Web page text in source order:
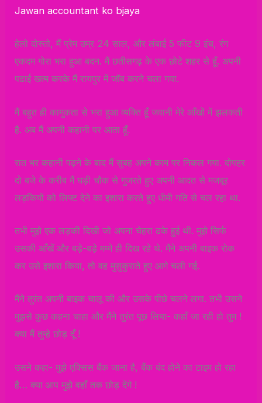
Jawan accountant ko bjaya
हेलो दोस्तो, मैं प्रेम उम्र 24 साल, और लंबाई 5 फीट 9 इंच, रंग
एकदम गोरा भरा हुआ बदन. मैं छतीसगढ़ के एक छोटे शहर से हूँ. अपनी
पढाई खत्म करके मैं रायपुर में जॉब करने चला गया.
मैं बहुत ही कामुकता से भरा हुआ व्यक्ति हूँ जवानी मेरे आँखों में झलकती
है. अब मैं अपनी कहानी पर आता हूँ.
रात भर कहानी पढ़ने के बाद मैं सुबह अपने काम पर निकल गया. दोपहर
दो बजे के करीब मैं घड़ी चौक से गुजरते हुए अपनी आदत से मजबूर
लड़कियों को लिफ्ट देने का इशारा करते हुए धीमी गति से चल रहा था.
तभी मुझे एक लड़की दिखी जो अपना चेहरा ढके हुई थी. मुझे सिर्फ
उसकी आँखें और बड़े-बड़े मम्मे ही दिख रहे थे. मैंने अपनी बाइक रोक
कर उसे इशारा किया, तो वह मुसुकुराते हुए आगे चली गई.
मैंने तुरंत अपनी बाइक चालू की और उसके पीछे चलने लगा. तभी उसने
मुझसे कुछ कहना चाहा और मैंने तुरंत पूछ लिया- कहाँ जा रही हो तुम !
क्या मैं तुम्हे छोड़ दूँ !
उसने कहा- मुझे एक्सिस बैंक जाना है, बैंक बंद होने का टाइम हो रहा
है… क्या आप मुझे वहाँ तक छोड़ देंगे !